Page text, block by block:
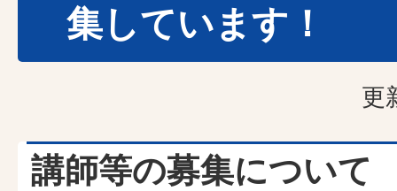
集しています！
更
講師等の募集について